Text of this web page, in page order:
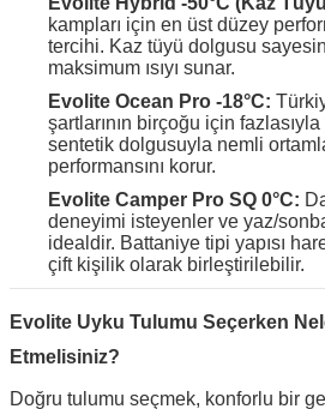
kampları için en üst düzey
tercihi. Kaz tüyü dolgusu
maksimum ısıyı sunar.
Evolite Ocean Pro -18°C:
şartlarının birçoğu için
sentetik dolgusuyla nemli
performansını korur.
Evolite Camper Pro SQ 0°C:
deneyimi isteyenler ve yaz/
idealdir. Battaniye tipi yapısı
çift kişilik olarak birleştirilebilir.
Evolite Uyku Tulumu Seçerken
Etmelisiniz?
Doğru tulumu seçmek, konforlu bir